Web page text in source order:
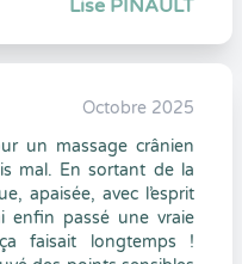
Lise PINAULT
Octobre 2025
un massage crânien
mal. En sortant de la
apaisée, avec l’esprit
enfin passé une vraie
faisait longtemps !